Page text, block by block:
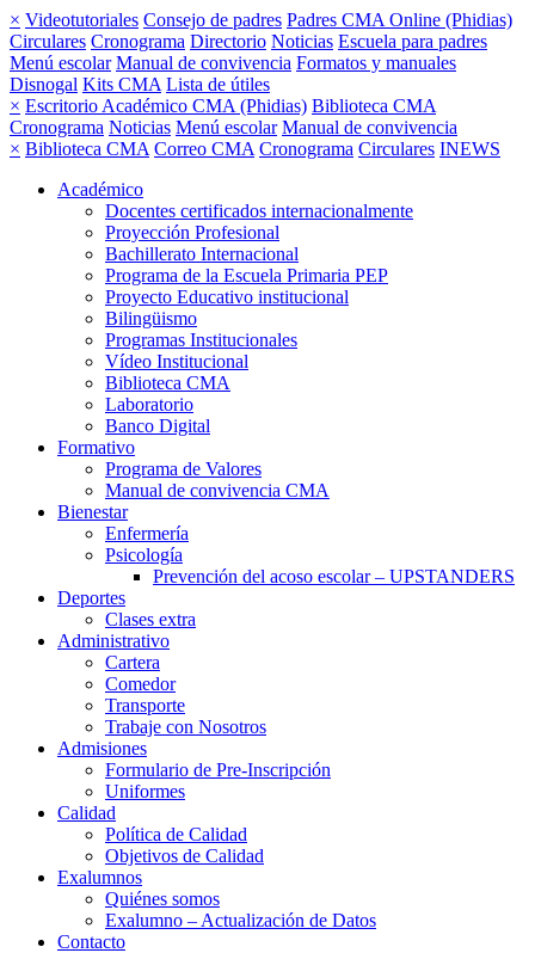
× Videotutoriales Consejo de padres Padres CMA Online (Phidias)
Circulares Cronograma Directorio Noticias Escuela para padres
Menú escolar Manual de convivencia Formatos y manuales
Disnogal Kits CMA Lista de útiles
× Escritorio Académico CMA (Phidias) Biblioteca CMA
Cronograma Noticias Menú escolar Manual de convivencia
× Biblioteca CMA Correo CMA Cronograma Circulares INEWS
Académico
Docentes certificados internacionalmente
Proyección Profesional
Bachillerato Internacional
Programa de la Escuela Primaria PEP
Proyecto Educativo institucional
Bilingüismo
Programas Institucionales
Vídeo Institucional
Biblioteca CMA
Laboratorio
Banco Digital
Formativo
Programa de Valores
Manual de convivencia CMA
Bienestar
Enfermería
Psicología
Prevención del acoso escolar – UPSTANDERS
Deportes
Clases extra
Administrativo
Cartera
Comedor
Transporte
Trabaje con Nosotros
Admisiones
Formulario de Pre-Inscripción
Uniformes
Calidad
Política de Calidad
Objetivos de Calidad
Exalumnos
Quiénes somos
Exalumno – Actualización de Datos
Contacto